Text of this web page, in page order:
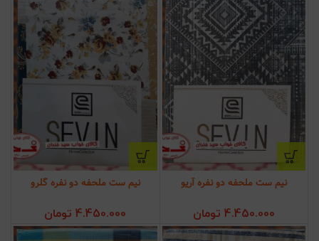
نیم ست ملحفه دو نفره آریو
4.450.000 تومان
نیم ست ملحفه دو نفره گلرو
4.450.000 تومان